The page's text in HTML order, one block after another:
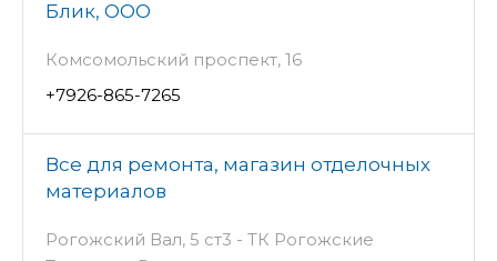
Блик, ООО
Комсомольский проспект, 16
+7926-865-7265
Все для ремонта, магазин отделочных
материалов
Рогожский Вал, 5 ст3 - ТК Рогожские